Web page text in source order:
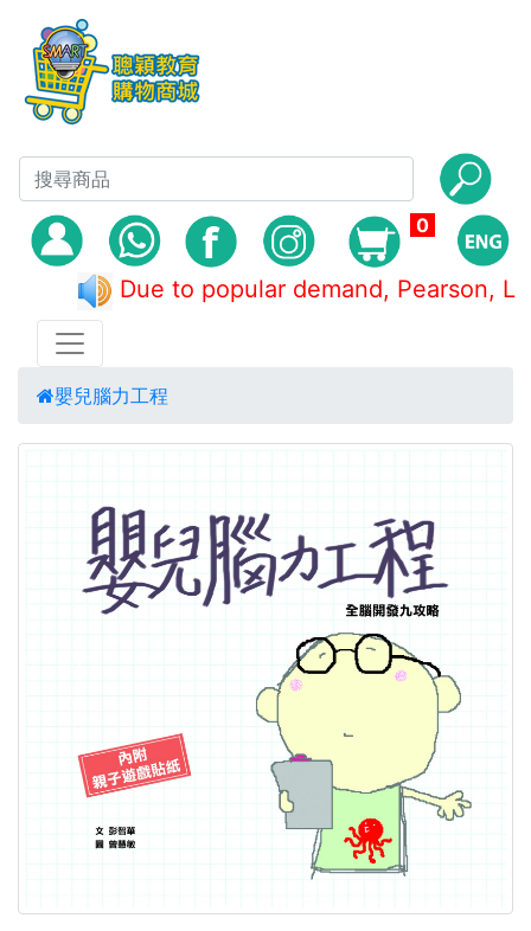
0
Due to popular demand, Pearson,
嬰兒腦力工程